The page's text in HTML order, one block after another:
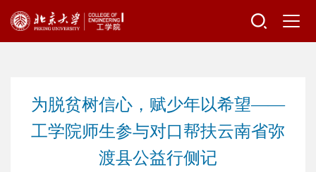
为脱贫树信心，赋少年以希望——
工学院师生参与对口帮扶云南省弥
渡县公益行侧记